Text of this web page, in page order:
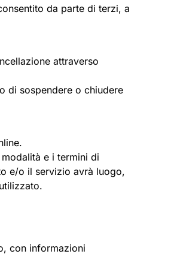
da parte di terzi, a
attraverso
di sospendere o chiudere
e i termini di
e/o il servizio avrà luogo,
con informazioni